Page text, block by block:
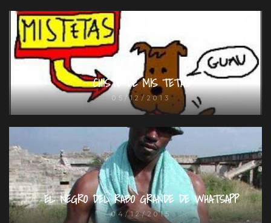
CHISTE DE MIS TETAS
05/12/2013
EL NEGRO DEL RABO GRANDE DE WHATSAPP
04/12/2015